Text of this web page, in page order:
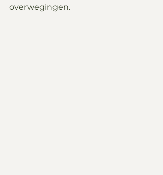
overwegingen.